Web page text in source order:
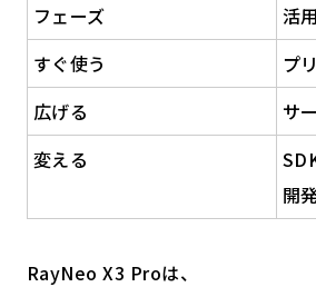
フェーズ
活
すぐ使う
プ
広げる
サ
変える
開
RayNeo X3 Proは、